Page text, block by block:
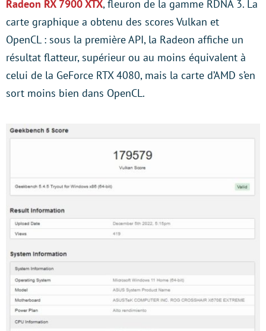
Radeon RX 7900 XTX, fleuron de la gamme RDNA 3. La
carte graphique a obtenu des scores Vulkan et
OpenCL : sous la première API, la Radeon affiche un
résultat flatteur, supérieur ou au moins équivalent à
celui de la GeForce RTX 4080, mais la carte d’AMD s’en
sort moins bien dans OpenCL.